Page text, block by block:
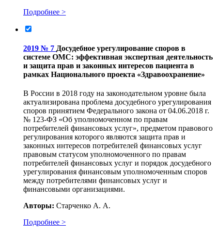
Подробнее >
2019 № 7 Досудебное урегулирование споров в
системе ОМС: эффективная экспертная деятельность
и защита прав и законных интересов пациента в
рамках Национального проекта «Здравоохранение»
В России в 2018 году на законодательном уровне была
актуализирована проблема досудебного урегулирования
споров принятием Федерального закона от 04.06.2018 г.
№ 123-ФЗ «Об уполномоченном по правам
потребителей финансовых услуг», предметом правового
регулирования которого являются защита прав и
законных интересов потребителей финансовых услуг
правовым статусом уполномоченного по правам
потребителей финансовых услуг и порядок досудебного
урегулирования финансовым уполномоченным споров
между потребителями финансовых услуг и
финансовыми организациями.
Авторы: Старченко А. А.
Подробнее >